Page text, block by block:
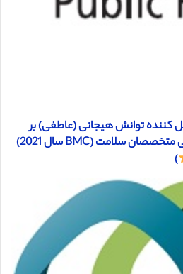
کننده توانش هیجانی (عاطفی) بر
رضایت شغلی و تعهد سازمانی متخصصان سلامت (BMC سال 2021)
)